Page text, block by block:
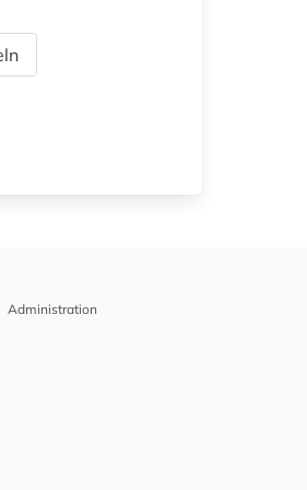
Administration